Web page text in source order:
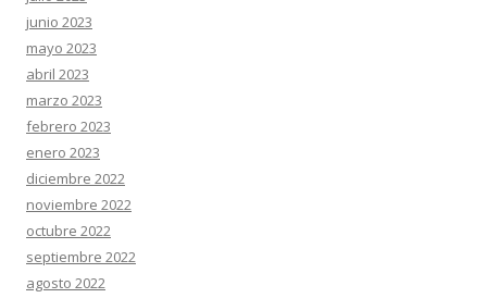
junio 2023
mayo 2023
abril 2023
marzo 2023
febrero 2023
enero 2023
diciembre 2022
noviembre 2022
octubre 2022
septiembre 2022
agosto 2022